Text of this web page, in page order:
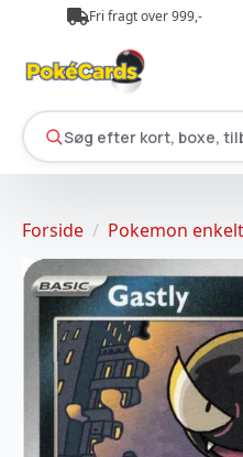
Fri fragt over 999,-
Søg efter kort, boxe,
Forside Pokemon